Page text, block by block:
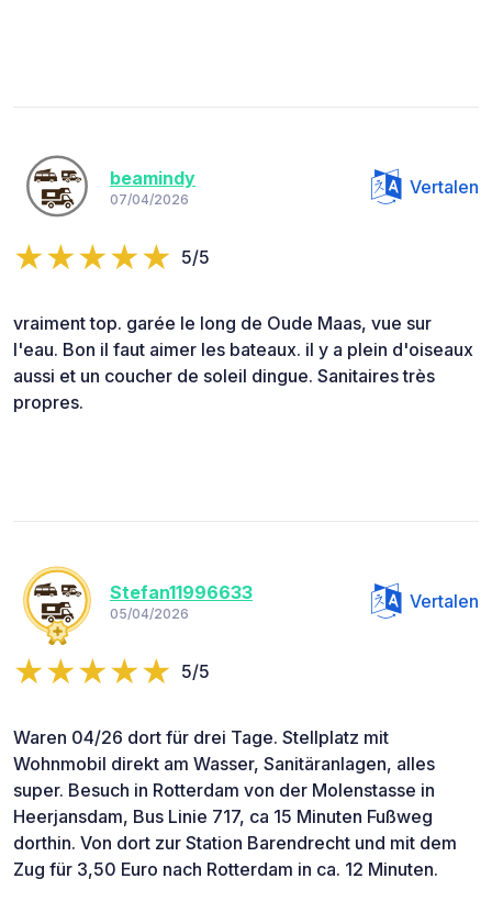
beamindy
07/04/2026
Vertalen
5/5
vraiment top. garée le long de Oude Maas, vue sur
l'eau. Bon il faut aimer les bateaux. il y a plein d'oiseaux
aussi et un coucher de soleil dingue. Sanitaires très
propres.
Stefan11996633
05/04/2026
Vertalen
5/5
Waren 04/26 dort für drei Tage. Stellplatz mit
Wohnmobil direkt am Wasser, Sanitäranlagen, alles
super. Besuch in Rotterdam von der Molenstasse in
Heerjansdam, Bus Linie 717, ca 15 Minuten Fußweg
dorthin. Von dort zur Station Barendrecht und mit dem
Zug für 3,50 Euro nach Rotterdam in ca. 12 Minuten.